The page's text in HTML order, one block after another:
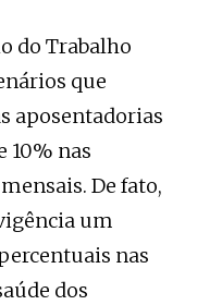
do Trabalho
que
aposentadorias
10% nas
De fato,
um
nas
dos